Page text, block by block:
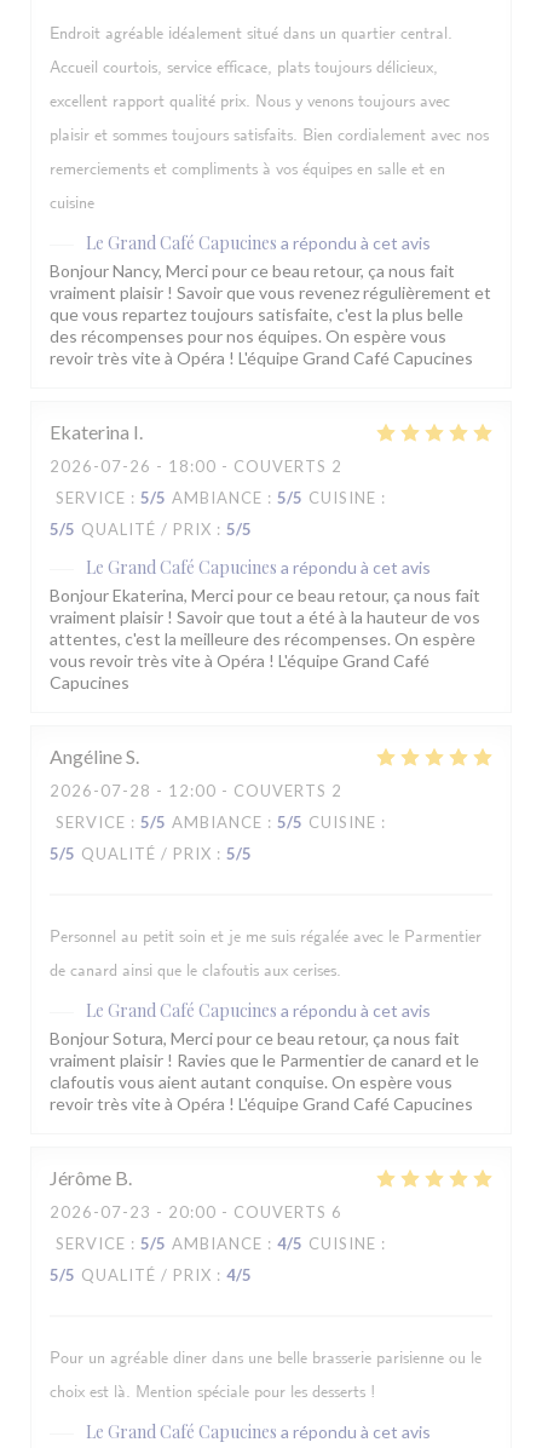
Endroit agréable idéalement situé dans un quartier central.
Accueil courtois, service efficace, plats toujours délicieux,
excellent rapport qualité prix. Nous y venons toujours avec
plaisir et sommes toujours satisfaits. Bien cordialement avec nos
remerciements et compliments à vos équipes en salle et en
cuisine
Le Grand Café Capucines a répondu à cet avis
Bonjour Nancy, Merci pour ce beau retour, ça nous fait
vraiment plaisir ! Savoir que vous revenez régulièrement et
que vous repartez toujours satisfaite, c'est la plus belle
des récompenses pour nos équipes. On espère vous
revoir très vite à Opéra ! L'équipe Grand Café Capucines
Ekaterina I
2026-07-26 - 18:00 - COUVERTS 2
SERVICE : 5/5 AMBIANCE : 5/5 CUISINE :
5/5 QUALITÉ / PRIX : 5/5
Le Grand Café Capucines a répondu à cet avis
Bonjour Ekaterina, Merci pour ce beau retour, ça nous fait
vraiment plaisir ! Savoir que tout a été à la hauteur de vos
attentes, c'est la meilleure des récompenses. On espère
vous revoir très vite à Opéra ! L'équipe Grand Café
Capucines
AngélineS
2026-07-28 - 12:00 - COUVERTS 2
SERVICE : 5/5 AMBIANCE : 5/5 CUISINE :
5/5 QUALITÉ / PRIX : 5/5
Personnel au petit soin et je me suis régalée avec le Parmentier
de canard ainsi que le clafoutis aux cerises.
Le Grand Café Capucines a répondu à cet avis
Bonjour Sotura, Merci pour ce beau retour, ça nous fait
vraiment plaisir ! Ravies que le Parmentier de canard et le
clafoutis vous aient autant conquise. On espère vous
revoir très vite à Opéra ! L'équipe Grand Café Capucines
Jérôme B
2026-07-23 - 20:00 - COUVERTS 6
SERVICE : 5/5 AMBIANCE : 4/5 CUISINE :
5/5 QUALITÉ / PRIX : 4/5
Pour un agréable diner dans une belle brasserie parisienne ou le
choix est là. Mention spéciale pour les desserts !
Le Grand Café Capucines a répondu à cet avis